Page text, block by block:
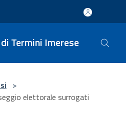
Termini Imerese
>
elettorale surrogati